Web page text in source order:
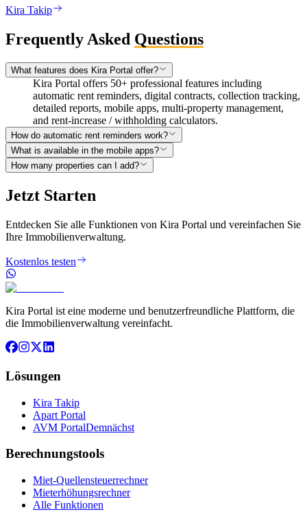
Kira Takip
Frequently Asked Questions
What features does Kira Portal offer?
Kira Portal offers 50+ professional features including
automatic rent reminders, digital contracts, collection tracking,
detailed reports, mobile apps, multi-property management,
and rent-increase / withholding calculators.
How do automatic rent reminders work?
What is available in the mobile apps?
How many properties can I add?
Jetzt Starten
Entdecken Sie alle Funktionen von Kira Portal und vereinfachen Sie
Ihre Immobilienverwaltung.
Kostenlos testen
Kira Portal ist eine moderne und benutzerfreundliche Plattform, die
die Immobilienverwaltung vereinfacht.
Lösungen
Kira Takip
Apart Portal
AVM PortalDemnächst
Berechnungstools
Miet-Quellensteuerrechner
Mieterhöhungsrechner
Alle Funktionen